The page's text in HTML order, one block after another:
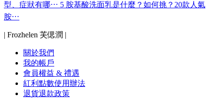
型、症狀有哪⋯ 5 胺基酸洗面乳是什麼？如何挑？20款人氣
胺⋯
| Frozhelen 芙偲潤 |
關於我們
我的帳戶
會員權益 & 禮遇
紅利點數使用辦法
退貨退款政策